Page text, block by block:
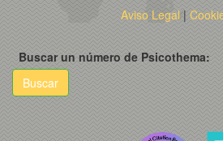
Aviso Legal|
Buscar un número de Psicothema:
Buscar